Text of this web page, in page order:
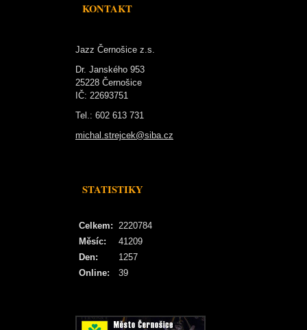
KONTAKT
Jazz Černošice z.s.
Dr. Janského 953
25228 Černošice
IČ: 22693751
Tel.: 602 613 731
michal.strejcek@siba.cz
STATISTIKY
Online: 39
Celkem: 2220784
Měsíc:
41209
Den:
1257